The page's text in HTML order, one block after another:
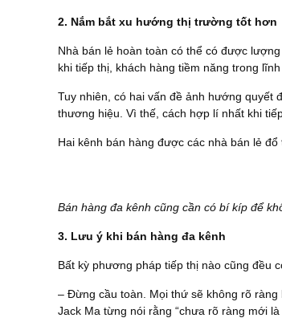
2. Nắm bắt xu hướng thị trường tốt hơn
Nhà bán lẻ hoàn toàn có thể có được
khi tiếp thị, khách hàng tiềm năng trong
Tuy nhiên, có hai vấn đề ảnh hướng quyết
thương hiệu. Vì thế, cách hợp lí nhất khi
Hai kênh bán hàng được các nhà bán lẻ
Bán hàng đa kênh cũng cần có bí kíp để
3. Lưu ý khi bán hàng đa kênh
Bất kỳ phương pháp tiếp thị nào cũng đều
– Đừng cầu toàn. Mọi thứ sẽ không rõ
Jack Ma từng nói rằng “chưa rõ ràng mới